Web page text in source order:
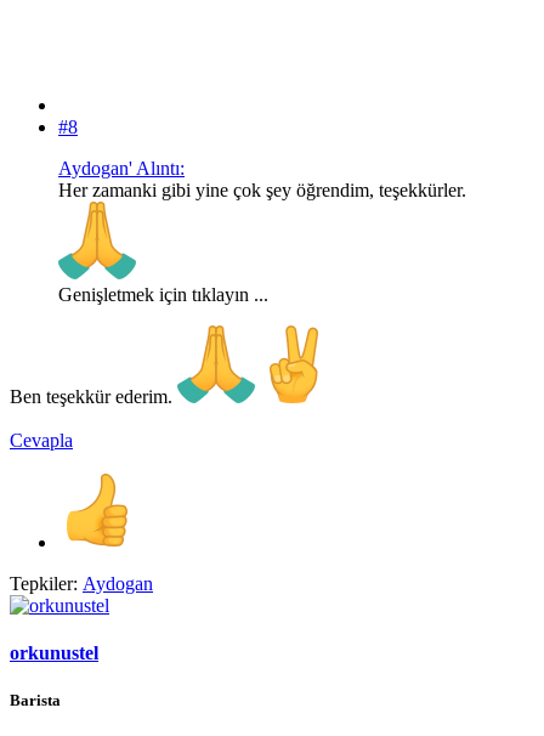
#8
Aydogan' Alıntı:
Her zamanki gibi yine çok şey öğrendim, teşekkürler.
Genişletmek için tıklayın ...
Ben teşekkür ederim.
Cevapla
Tepkiler: Aydogan
orkunustel
Barista